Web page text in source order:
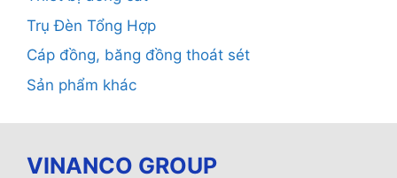
Trụ Đèn Tổng Hợp
Cáp đồng, băng đồng thoát sét
Sản phẩm khác
VINANCO GROUP